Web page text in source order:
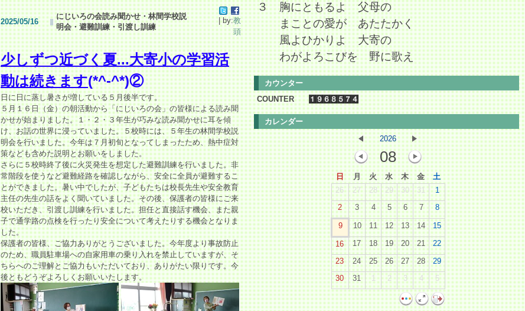
2025/05/16
にじいろの会読み聞かせ・林間学校説
明会・避難訓練・引渡し訓練
| by:教
頭
少しずつ近づく夏...大寄小の学習活
動は続きます(*^-^*)②
日に日に蒸し暑さが増している５月後半です。
５月１６日（金）の朝活動から「にじいろの会」の皆様による読み聞
かせが始まりました。１・２・３年生が巧みな読み聞かせに耳を傾
け、お話の世界に浸っていました。５校時には、５年生の林間学校説
明会を行いました。今年は７月初旬となってしまったため、熱中症対
策なども含めた説明とお願いをしました。
さらに５校時終了後に火災発生を想定した避難訓練を行いました。非
常階段を使うなど避難経路を確認しながら、安全に全員が避難するこ
とができました。暑い中でしたが、子どもたちは校長先生や安全教育
主任の先生の話をよく聞いていました。その後、保護者の皆様にご来
校いただき、引渡し訓練を行いました。担任と直接話す機会、また親
子で通学路の点検を行ったり安全について考えたりする機会となりま
した。
保護者の皆様、ご協力ありがとうございました。今年度より事故防止
のため、職員駐車場への自家用車の乗り入れを禁止していますが、そ
ちらへのご理解とご協力もいただいており、ありがたい限りです。今
後ともどうぞよろしくお願いいたします。
３ 胸にともるよ 父母の
まことの愛が あたたかく
風よひかりよ 大寄の
わがよろこびを 野に歌え
カウンター
COUNTER
カレンダー
2026
08
日 月 火 水 木 金
土
26
27 28 29 30 31
1
2
3 4 5 6 7 8
9 10 11 12 13 14 15
16 17 18 19 20 21
22
23
24 25 26 27 28
29
30
31 1 2 3 4 5